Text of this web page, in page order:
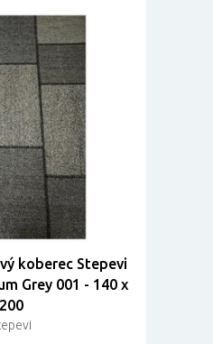
koberec Stepevi
Grey 001 - 140 x
200